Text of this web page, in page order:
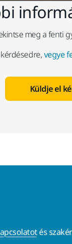
meg a fenti
vegye
Küldje el
és